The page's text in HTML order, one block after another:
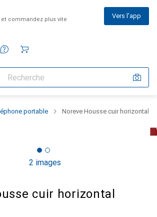
et commandez plus vite Vers l'app
portable Noreve Housse cuir horizontal
2 images
cuir horizontal